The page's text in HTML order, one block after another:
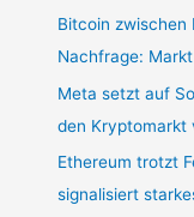
Bitcoin zwischen
Nachfrage:
Meta setzt auf
den Kryptomarkt
Ethereum trotzt
signalisiert